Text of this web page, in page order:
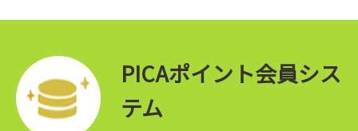
PICAポイント会員シス
テム